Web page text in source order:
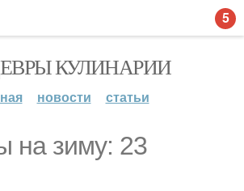
КУЛИНАРИИ
новости статьи
на зиму: 23
5